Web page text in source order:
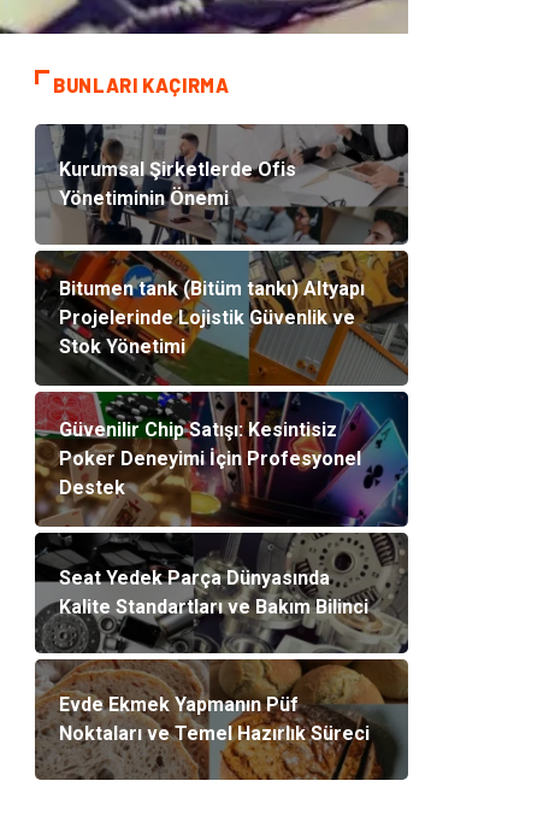
BUNLARI KAÇIRMA
Kurumsal Şirketlerde Ofis
Yönetiminin Önemi
Bitumen tank (Bitüm tankı) Altyapı
Projelerinde Lojistik Güvenlik ve
Stok Yönetimi
Güvenilir Chip Satışı: Kesintisiz
Poker Deneyimi İçin Profesyonel
Destek
Seat Yedek Parça Dünyasında
Kalite Standartları ve Bakım Bilinci
Evde Ekmek Yapmanın Püf
Noktaları ve Temel Hazırlık Süreci